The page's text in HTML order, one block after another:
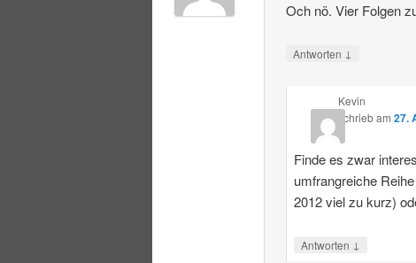
Och nö. Vier Folgen
Antworten ↓
Kevin
schriebam 27.
Finde es zwar
umfrangreiche
2012 viel zu kurz)
Antworten ↓